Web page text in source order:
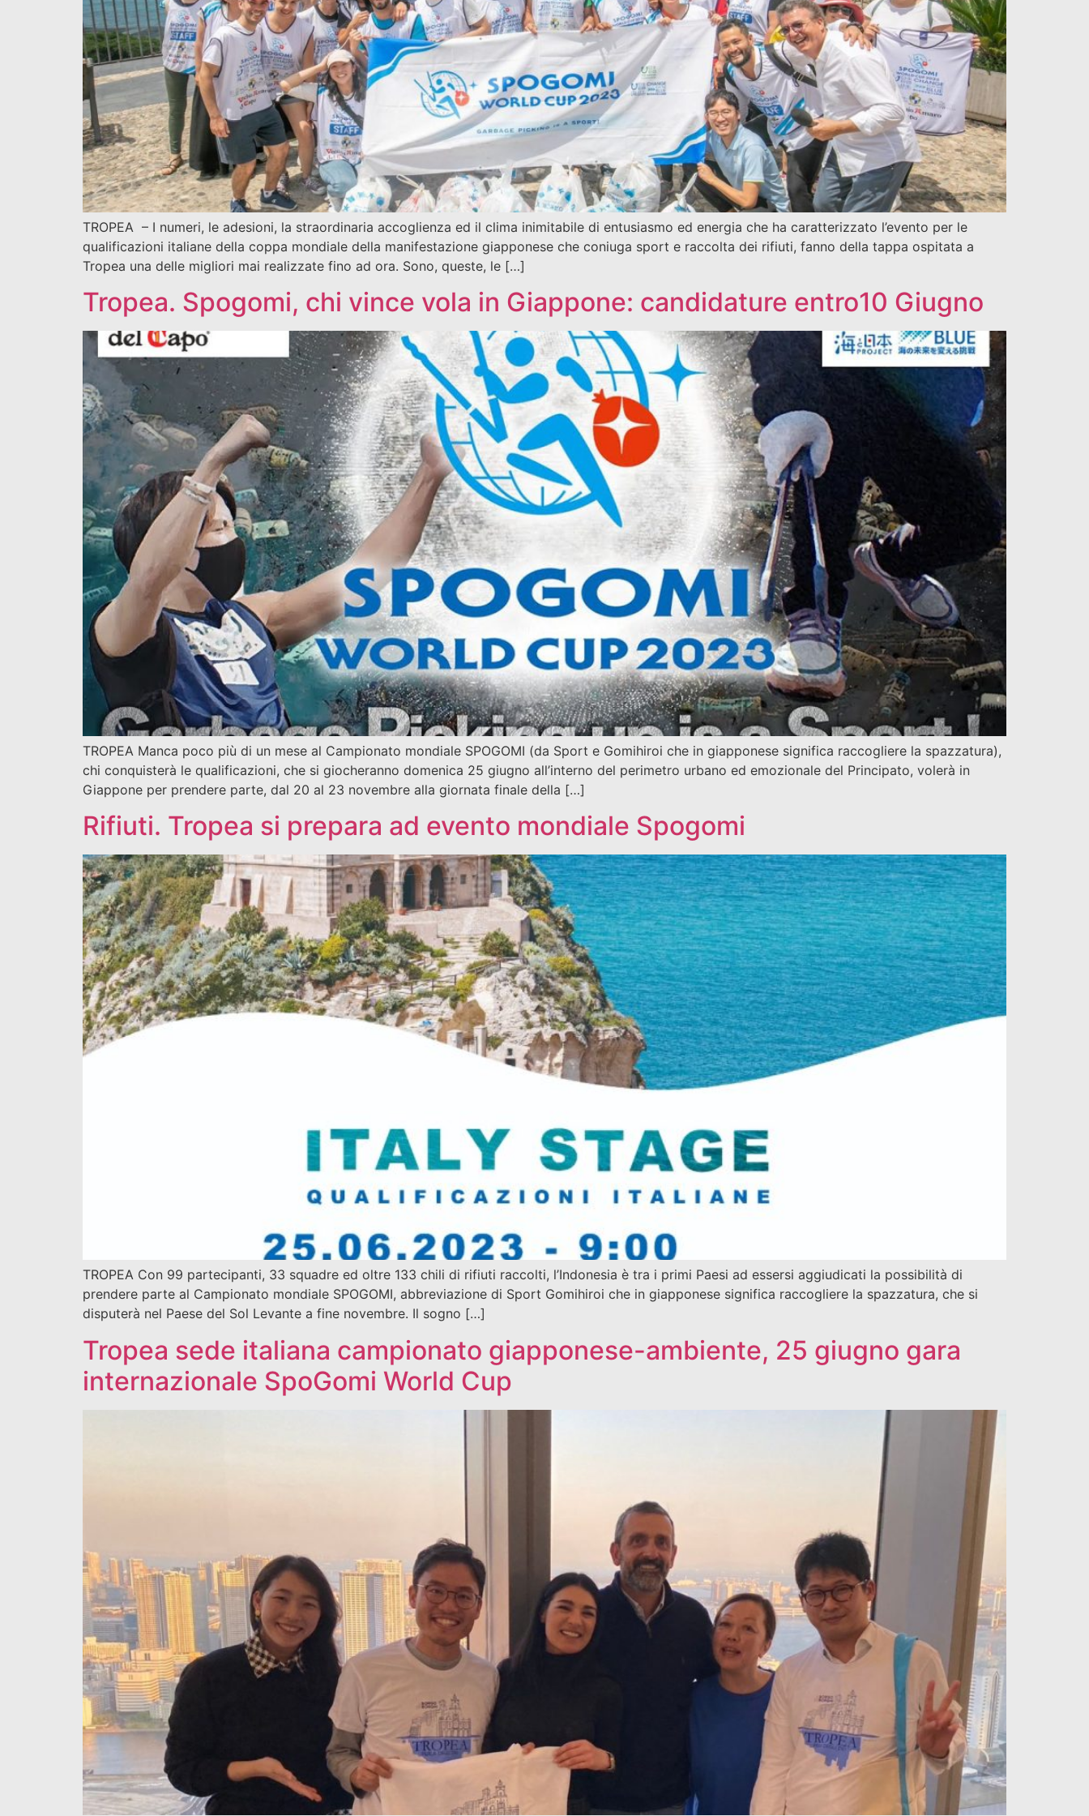
TROPEA – I numeri, le adesioni, la straordinaria accoglienza ed il clima inimitabile di entusiasmo ed energia che ha caratterizzato l’evento per le
qualificazioni italiane della coppa mondiale della manifestazione giapponese che coniuga sport e raccolta dei rifiuti, fanno della tappa ospitata a
Tropea una delle migliori mai realizzate fino ad ora. Sono, queste, le […]
Tropea. Spogomi, chi vince vola in Giappone: candidature entro10 Giugno
TROPEA Manca poco più di un mese al Campionato mondiale SPOGOMI (da Sport e Gomihiroi che in giapponese significa raccogliere la spazzatura),
chi conquisterà le qualificazioni, che si giocheranno domenica 25 giugno all’interno del perimetro urbano ed emozionale del Principato, volerà in
Giappone per prendere parte, dal 20 al 23 novembre alla giornata finale della […]
Rifiuti. Tropea si prepara ad evento mondiale Spogomi
TROPEA Con 99 partecipanti, 33 squadre ed oltre 133 chili di rifiuti raccolti, l’Indonesia è tra i primi Paesi ad essersi aggiudicati la possibilità di
prendere parte al Campionato mondiale SPOGOMI, abbreviazione di Sport Gomihiroi che in giapponese significa raccogliere la spazzatura, che si
disputerà nel Paese del Sol Levante a fine novembre. Il sogno […]
Tropea sede italiana campionato giapponese-ambiente, 25 giugno gara
internazionale SpoGomi World Cup